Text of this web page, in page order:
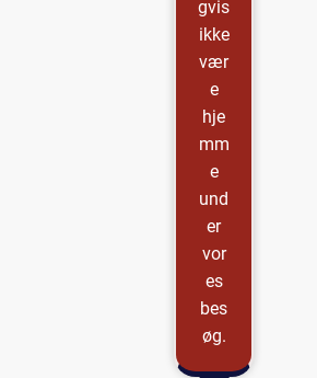
gvis
ikke
vær
e
hje
mm
e
und
er
vor
es
bes
øg.